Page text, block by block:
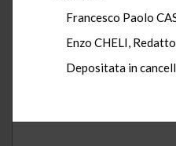
Francesco Paolo
Enzo CHELI,
Depositata in